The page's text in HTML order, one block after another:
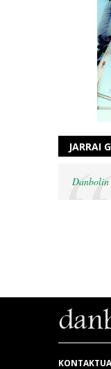
JARRAI
Danbolin
KONTAKTUA